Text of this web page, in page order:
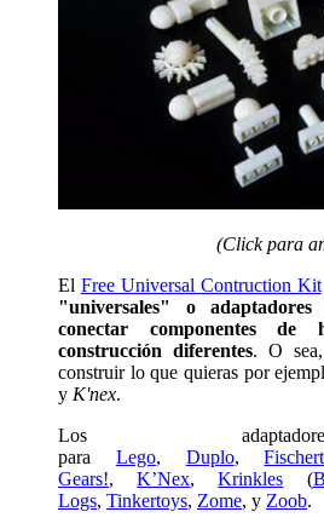
(Click para
El Free Universal Contruction Kit
"universales" o
conectar componentes
construcción diferentes. O
construir lo que quieras por
y K'nex.
Los
para Lego, Duplo,
Gears!,K’Nex,Krinkles (
Logs, Tinkertoys, Zome, y Zoob.